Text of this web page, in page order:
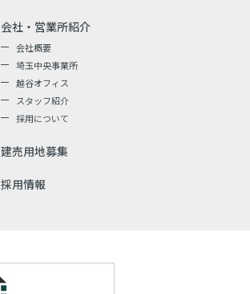
会社・営業所紹介
会社概要
埼玉中央事業所
越谷オフィス
スタッフ紹介
採用について
建売用地募集
採用情報